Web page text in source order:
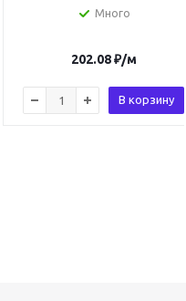
Много
202.08₽/м
В корзину